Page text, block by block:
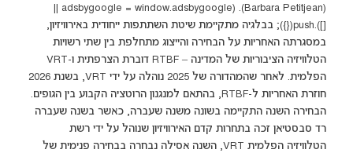
(Barbara Petitjean). (adsbygoogle = window.adsbygoogle ||
[]).push({}); בבלגיה מתקיימת שיטת השתתפות ייחודית באירוויזיון,
במסגרתה האחריות על הבחירה והייצוג מתחלפת בין שתי רשויות
הטלוויזיה הציבוריות של המדינה – RTBF דוברת הצרפתית ו-VRT
הפלמית. לאחר שהמהדורה של 2025 נוהלה על ידי VRT, בשנת 2026
חוזרת האחריות ל-RTBF, בהתאם למנגנון הרוטציה הקבוע בין הגופים.
הבחירה השנה התקיימה בשונה משנה שעברה, כאשר בשנה שעברה
רד סבסטיאן זכה בתחרות קדם האירוויזיון שנוהל על ידי רשת
הטלוויזיה הפלמית VRT, השנה אסילה נבחרה בבחירה פנימית של